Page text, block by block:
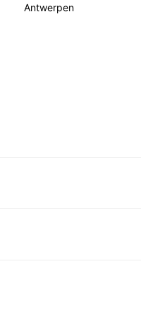
Antwerpen